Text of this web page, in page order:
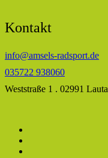
Kontakt
info@amsels-radsport.de
035722 938060
Weststraße 1 . 02991 Lauta